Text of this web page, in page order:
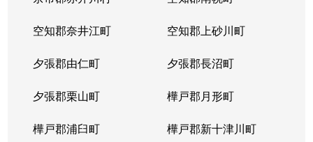
空知郡奈井江町 空知郡上砂川町
夕張郡由仁町 夕張郡長沼町
夕張郡栗山町 樺戸郡月形町
樺戸郡浦臼町 樺戸郡新十津川町